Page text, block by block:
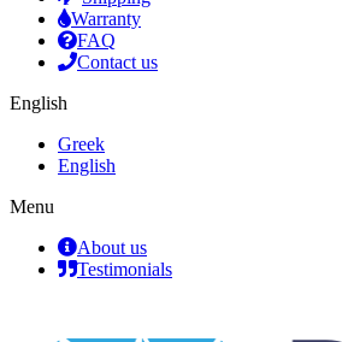
Warranty
FAQ
Contact us
English
Greek
English
Menu
About us
Testimonials